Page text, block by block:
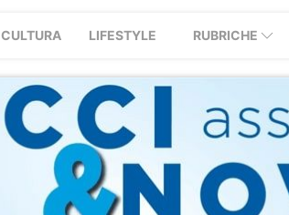
CULTURA LIFESTYLE RUBRICHE